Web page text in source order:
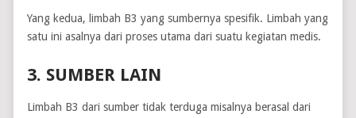
Yang kedua, limbah B3 yang sumbernya spesifik. Limbah yang
satu ini asalnya dari proses utama dari suatu kegiatan medis.
3. SUMBER LAIN
Limbah B3 dari sumber tidak terduga misalnya berasal dari